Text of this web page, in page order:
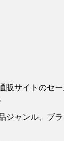
販サイトのセ
ジャンル、ブ